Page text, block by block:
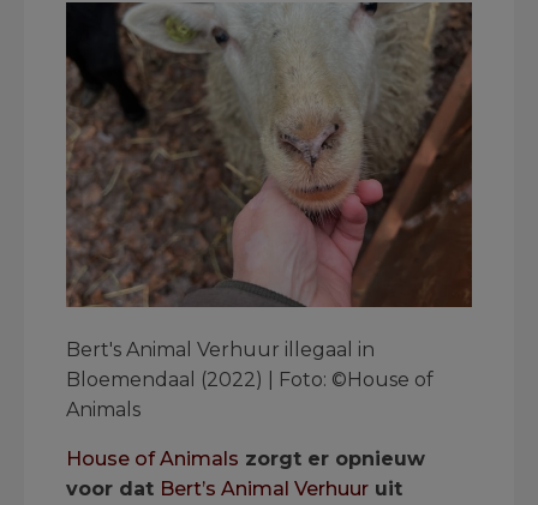
Bert's Animal Verhuur illegaal in
Bloemendaal (2022) | Foto: ©House of
Animals
House of Animals zorgt er opnieuw
voor dat Bert’s Animal Verhuur uit